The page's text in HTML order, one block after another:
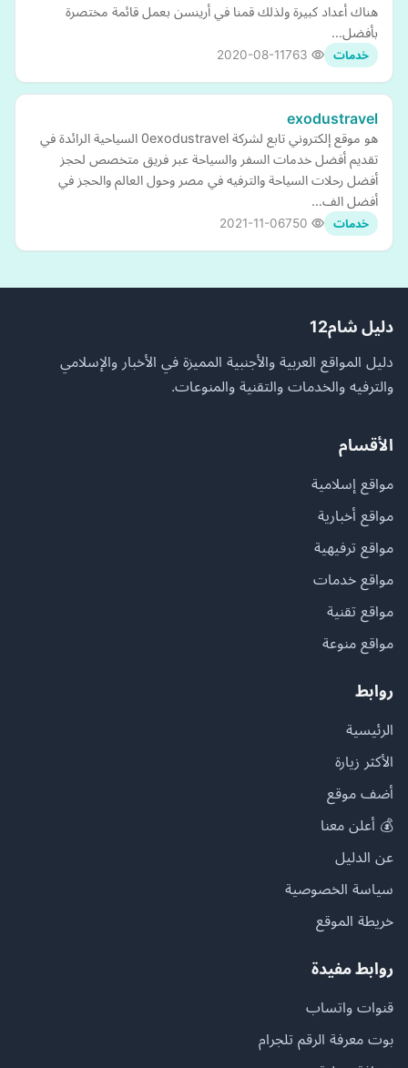
هناك أعداد كبيرة ولذلك قمنا في أرينسن بعمل قائمة مختصرة
بأفضل…
خدمات 2020-08-11
exodustravel
هو موقع إلكتروني تابع لشركة 0exodustravel السياحية الرائدة في
تقديم أفضل خدمات السفر والسياحة عبر فريق متخصص لحجز
أفضل رحلات السياحة والترفيه في مصر وحول العالم والحجز في
أفضل الف…
خدمات 2021-11-06
دليل شام12
دليل المواقع العربية والأجنبية المميزة في الأخبار والإسلامي
والترفيه والخدمات والتقنية والمنوعات.
الأقسام
مواقع إسلامية
مواقع أخبارية
مواقع ترفيهية
مواقع خدمات
مواقع تقنية
مواقع منوعة
روابط
الرئيسية
الأكثر زيارة
أضف موقع
💰 أعلن معنا
عن الدليل
سياسة الخصوصية
خريطة الموقع
روابط مفيدة
قنوات واتساب
بوت معرفة الرقم تلجرام